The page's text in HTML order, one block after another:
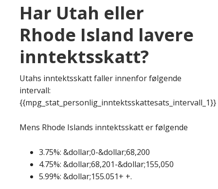
Har Utah eller
Rhode Island lavere
inntektsskatt?
Utahs inntektsskatt faller innenfor følgende
intervall:
{{mpg_stat_personlig_inntektsskattesats_intervall_1}}
Mens Rhode Islands inntektsskatt er følgende
3.75%: &dollar;0-&dollar;68,200
4.75%: &dollar;68,201-&dollar;155,050
5.99%: &dollar;155.051+ +.